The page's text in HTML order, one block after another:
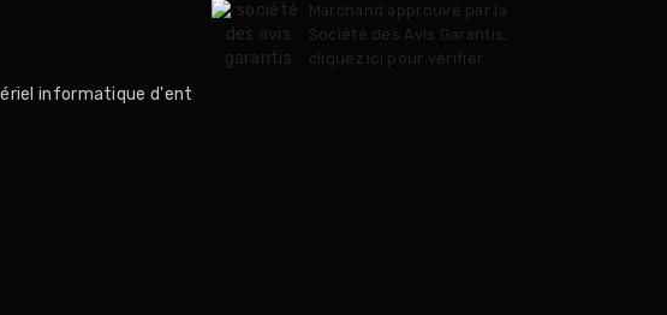
informatique d'ent
Marchand approuvé par la
Société des Avis Garantis,
cliquez ici pour vérifier.